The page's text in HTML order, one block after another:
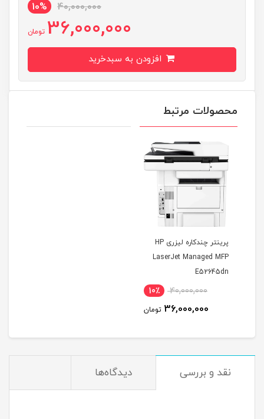
40,000,000
10%
36,000,000 تومان
محصولات مرتبط
پرینتر چندکاره لیزری HP
LaserJet Managed MFP
E52645dn
40,000,000 10٪
36,000,000 تومان
نقد و بررسی دیدگاه‌ها